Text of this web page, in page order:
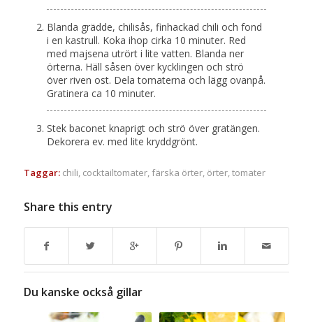
Blanda grädde, chilisås, finhackad chili och fond
i en kastrull. Koka ihop cirka 10 minuter. Red
med majsena utrört i lite vatten. Blanda ner
örterna. Häll såsen över kycklingen och strö
över riven ost. Dela tomaterna och lägg ovanpå.
Gratinera ca 10 minuter.
Stek baconet knaprigt och strö över gratängen.
Dekorera ev. med lite kryddgrönt.
Taggar: chili, cocktailtomater,färska örter, örter,tomater
Share this entry
Du kanske också gillar